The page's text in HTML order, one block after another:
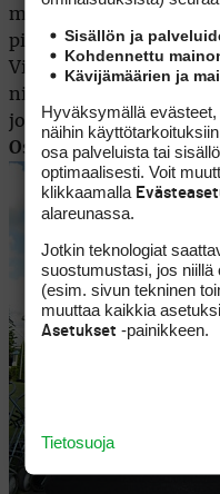
matkustaneet Turkuun
pitkää, vetistä ja
Viimevuotista voittoa
nimekkäitä vieraita
johtava konkariJoakim
Oscar Henningsson.
Sisällön ja
Kohdennettu
Kävijämäärien ja
Hyväksymällä
näihin
osa palveluista tai
optimaalisesti. Voit
klikkaamalla
alareunassa.
Jotkin teknologiat
suostumustasi, jos niillä
(esim. sivun tekninen
muuttaa kaikkia
Asetukset -painikkeen.
Tietosuoja